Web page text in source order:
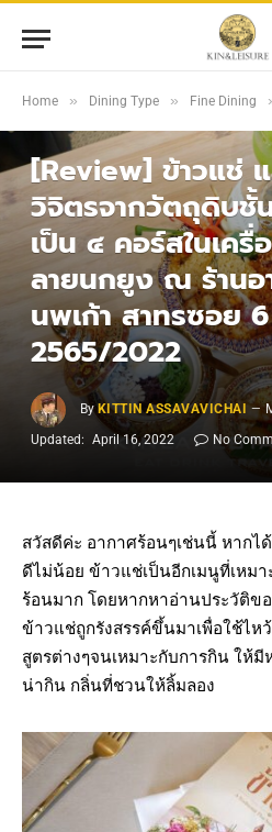
Home » Dining Type » Fine Dining
[Review] ข้าวแช่
วิจิตรจากวัตถุดิบชั้
เป็น ๔ คอร์สในเค
ลายนกยูง ณ ร้านอ
นพเก้า สาทรซอย
2565/2022
By KITTIN ASSAVAVICHAI
Updated: April 16, 2022 No
สวัสดีค่ะ อากาศร้อนๆเช่นนี้ หากไ
ดีไม่น้อย ข้าวแช่เป็นอีกเมนูที่เหม
ร้อนมาก โดยหากหาอ่านประวัติข
ข้าวแช่ถูกรังสรรค์ขึ้นมาเพื่อใช้ไห
สูตรต่างๆจนเหมาะกับการกิน ให้
น่ากิน กลิ่นที่ชวนให้ลิ้มลอง